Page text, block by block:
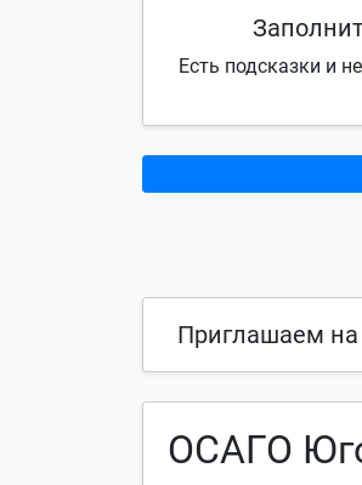
Есть подсказки и
Приглашаем на
ОСАГО